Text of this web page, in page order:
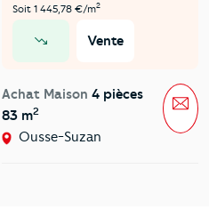
Soit 1 445,78 €/m2
Vente
Achat Maison 4 pièces
83 m2
Ousse-Suzan